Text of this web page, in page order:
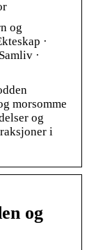
og
·
·
morsomme
og
i
og